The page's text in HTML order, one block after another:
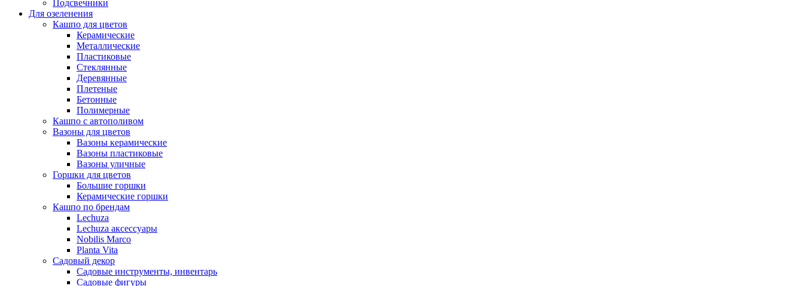
Подсвечники
Для озеленения
Кашпо для цветов
Керамические
Металлические
Пластиковые
Стеклянные
Деревянные
Плетеные
Бетонные
Полимерные
Кашпо с автополивом
Вазоны для цветов
Вазоны керамические
Вазоны пластиковые
Вазоны уличные
Горшки для цветов
Большие горшки
Керамические горшки
Кашпо по брендам
Lechuza
Lechuza аксессуары
Nobilis Marco
Planta Vita
Садовый декор
Садовые инструменты, инвентарь
Садовые фигуры